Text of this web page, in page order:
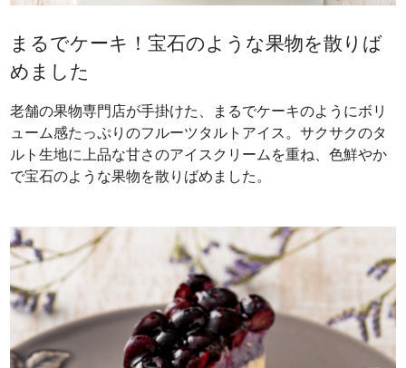
まるでケーキ！宝石のような果物を散りば
めました
老舗の果物専門店が手掛けた、まるでケーキのようにボリ
ューム感たっぷりのフルーツタルトアイス。サクサクのタ
ルト生地に上品な甘さのアイスクリームを重ね、色鮮やか
で宝石のような果物を散りばめました。